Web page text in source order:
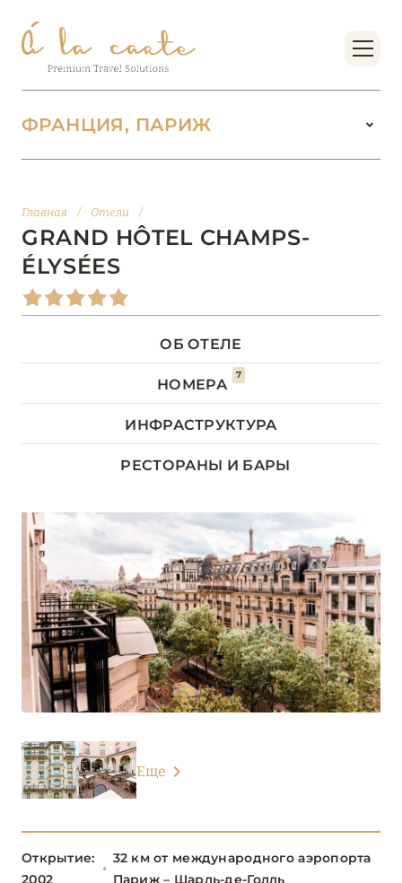
ФРАНЦИЯ, ПАРИЖ
БОРДО (НОВАЯ
АКВИТАНИЯ)
БРЕТАНЬ
БУРГУНДИЯ
ДОЛИНА ЛУАРЫ 8
ИЛЬ-ДЕ-ФРАНС
ЛАЗУРНЫЙ БЕРЕГ 34
НОРМАНДИЯ 6
О-ДЕ-ФРАНС 3
ОВЕРНЬ-РОНА-АЛЬПЫ 79
ОКСИТАНИЯ
1, Place Vendôme
Главная / Отели /
GRAND HÔTEL CHAMPS-
ÉLYSÉES
ОБ ОТЕЛЕ
НОМЕРА
7
ИНФРАСТРУКТУРА
РЕСТОРАНЫ И БАРЫ
Еще
Открытие:
2002
32 км от международного аэропорта
Париж – Шарль-де-Голль